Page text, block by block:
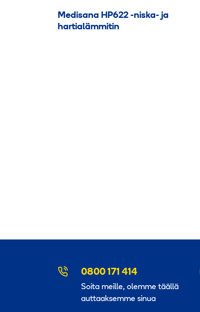
Medisana HP622 -niska- ja
hartialämmitin
0800 171 414
Soita meille, olemme täällä
auttaaksemme sinua